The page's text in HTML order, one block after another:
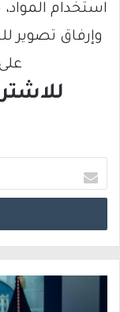
استخدام
وإرفاق تصوير
د
خ